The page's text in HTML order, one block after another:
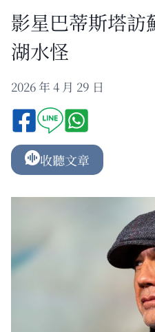
影星巴蒂斯塔訪
湖水怪
2026 年 4 月 29 日
收聽文章